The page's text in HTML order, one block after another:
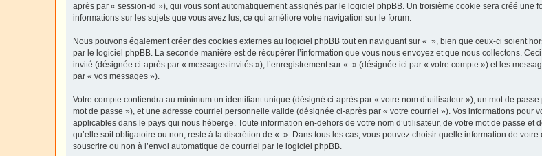
après par « session-id »), qui vous sont automatiquement assignés par le logiciel phpBB. Un troisième cookie sera créé
informations sur les sujets que vous avez lus, ce qui améliore votre navigation sur le forum.
Nous pouvons également créer des cookies externes au logiciel phpBB tout en naviguant sur « », bien que ceux-ci soient
par le logiciel phpBB. La seconde manière est de récupérer l’information que vous nous envoyez et que nous collectons.
invité (désignée ci-après par « messages invités »), l’enregistrement sur « » (désignée ici par « votre compte ») et les
par « vos messages »).
Votre compte contiendra au minimum un identifiant unique (désigné ci-après par « votre nom d’utilisateur »), un mot de
mot de passe »), et une adresse courriel personnelle valide (désignée ci-après par « votre courriel »). Vos informations
applicables dans le pays qui nous héberge. Toute information en-dehors de votre nom d’utilisateur, de votre mot de passe
qu’elle soit obligatoire ou non, reste à la discrétion de « ». Dans tous les cas, vous pouvez choisir quelle information de
souscrire ou non à l’envoi automatique de courriel par le logiciel phpBB.